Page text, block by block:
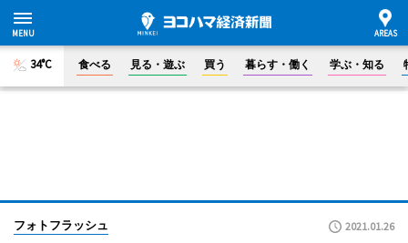
34°C 食べる 見る・遊ぶ 買う 暮らす・働く 学ぶ・知る
フォトフラッシュ 2021.01.26